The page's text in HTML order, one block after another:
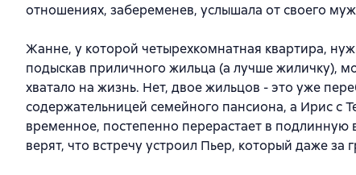
отношениях, забеременев, услышала от своего
Жанне, у которой четырехкомнатная квартира,
подыскав приличного жильца (а лучше жиличку),
хватало на жизнь. Нет, двое жильцов - это уже
содержательницей семейного пансиона, а Ирис с
временное, постепенно перерастает в
верят, что встречу устроил Пьер, который даже за